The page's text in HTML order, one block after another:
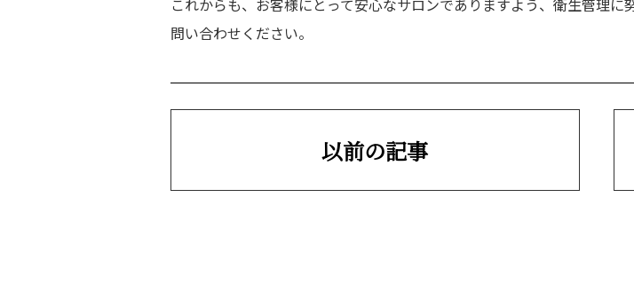
これからも、お客様にとって安心なサロンでありますよう、衛生管理
問い合わせください。
以前の記事